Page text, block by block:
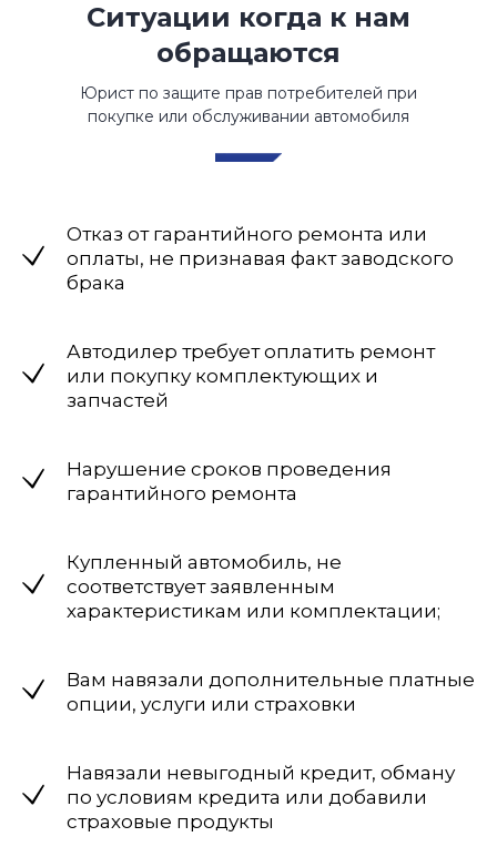
Ситуации когда к нам
обращаются
Юрист по защите прав потребителей при
покупке или обслуживании автомобиля
Отказ от гарантийного ремонта или
оплаты, не признавая факт заводского
брака
Автодилер требует оплатить ремонт
или покупку комплектующих и
запчастей
Нарушение сроков проведения
гарантийного ремонта
Купленный автомобиль, не
соответствует заявленным
характеристикам или комплектации;
Вам навязали дополнительные платные
опции, услуги или страховки
Навязали невыгодный кредит, обману
по условиям кредита или добавили
страховые продукты